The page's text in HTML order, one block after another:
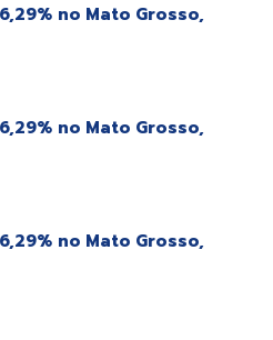
no Mato Grosso,
no Mato Grosso,
no Mato Grosso,